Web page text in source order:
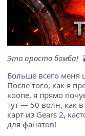
Это просто бомба!
Больше всего меня
После того, как я
коопе, я прямо
тут — 50 волн, как
карт из Gears 2,
для фанатов!